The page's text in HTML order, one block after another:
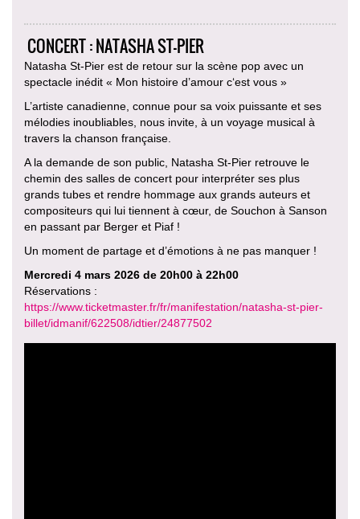
CONCERT : NATASHA ST-PIER
Natasha St-Pier est de retour sur la scène pop avec un
spectacle inédit « Mon histoire d’amour c‘est vous »
L’artiste canadienne, connue pour sa voix puissante et ses
mélodies inoubliables, nous invite, à un voyage musical à
travers la chanson française.
A la demande de son public, Natasha St-Pier retrouve le
chemin des salles de concert pour interpréter ses plus
grands tubes et rendre hommage aux grands auteurs et
compositeurs qui lui tiennent à cœur, de Souchon à Sanson
en passant par Berger et Piaf !
Un moment de partage et d’émotions à ne pas manquer !
Mercredi 4 mars 2026 de 20h00 à 22h00
Réservations :
https://www.ticketmaster.fr/fr/manifestation/natasha-st-pier-
billet/idmanif/622508/idtier/24877502